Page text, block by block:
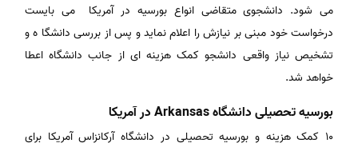
می شود. دانشجوی متقاضی انواع بورسیه در آمریکا می بایست
درخواست خود مبنی بر نیازش را اعلام نماید و پس از بررسی دانشگا ه و
تشخیص نیاز واقعی دانشجو کمک هزینه ای از جانب دانشگاه اعطا
خواهد شد.
بورسیه تحصیلی دانشگاه Arkansas در آمریکا
۱۰ کمک هزینه و بورسیه تحصیلی در دانشگاه آرکانزاس آمریکا برای